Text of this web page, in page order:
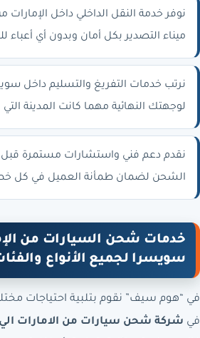
نوفر خدمة النقل الداخلي داخل
ميناء التصدير بكل أمان وبدون أي أعباء
نرتب خدمات التفريغ والتسليم داخل
لوجهتك النهائية مهما كانت المدينة التي
نقدم دعم فني واستشارات مستمرة قبل
الشحن لضمان طمأنة العميل في كل
خدمات شحن السيارات من
سويسرا لجميع الأنواع
في “هوم سيف” نقوم بتلبية احتياجات
في شركة شحن سيارات من الامارات